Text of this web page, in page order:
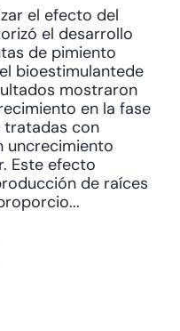
el efecto del
el desarrollo
de pimiento
bioestimulantede
mostraron
en la fase
tratadas con
uncrecimiento
Este efecto
de raíces